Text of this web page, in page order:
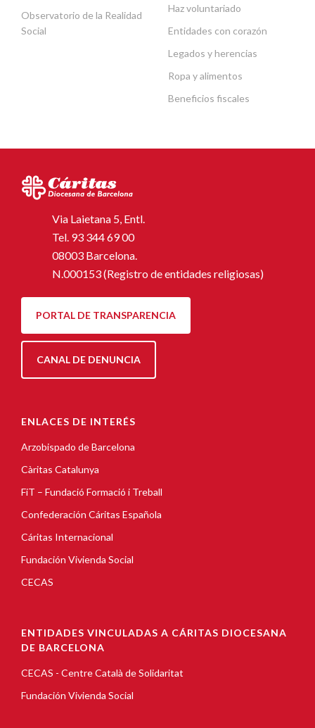
Observatorio de la Realidad
Social
Haz voluntariado
Entidades con corazón
Legados y herencias
Ropa y alimentos
Beneficios fiscales
Via Laietana 5, Entl.
Tel. 93 344 69 00
08003 Barcelona.
N.000153 (Registro de entidades religiosas)
PORTAL DE TRANSPARENCIA
CANAL DE DENUNCIA
ENLACES DE INTERÉS
Arzobispado de Barcelona
Càritas Catalunya
FiT – Fundació Formació i Treball
Confederación Cáritas Española
Cáritas Internacional
Fundación Vivienda Social
CECAS
ENTIDADES VINCULADAS A CÁRITAS DIOCESANA
DE BARCELONA
CECAS - Centre Català de Solidaritat
Fundación Vivienda Social